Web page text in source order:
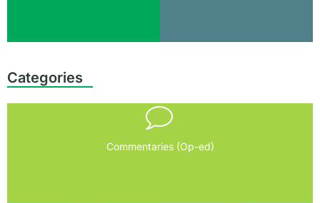
Categories
Commentaries (Op-ed)